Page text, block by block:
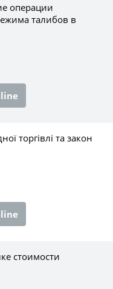
операции
талибов в
торгівлі та закон
стоимости